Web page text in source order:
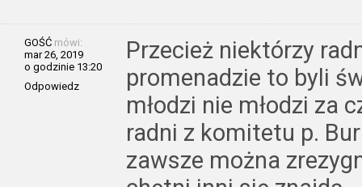
GOŚĆ mówi:
mar 26, 2019
o godzinie 13:20
Odpowiedz
Przecież niektórzy
promenadzie to byli
młodzi nie młodzi za
radni z komitetu p.
zawsze można